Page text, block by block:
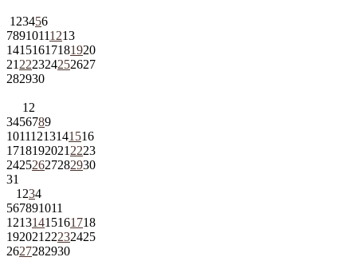
1 23456
78910111213
14151617181920
21 222324252627
282930
1 2
3456789
10111213141516
1718192021 2223
24252627282930
31
1 234
567891011
12131415161718
192021 22232425
2627282930